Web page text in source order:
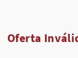
Oferta